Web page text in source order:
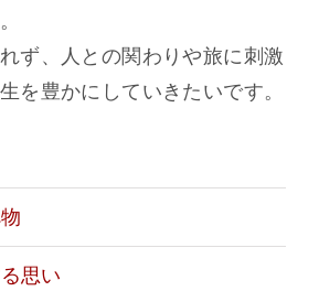
ず、人との関わりや旅に刺激
を豊かにしていきたいです。
思い